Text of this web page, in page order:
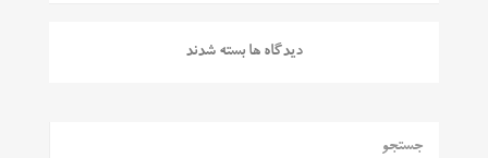
دیدگاه ها بسته شدند
جستجو